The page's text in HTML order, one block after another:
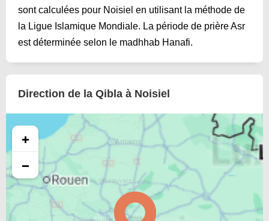
sont calculées pour Noisiel en utilisant la méthode de
la Ligue Islamique Mondiale. La période de prière Asr
est déterminée selon le madhhab Hanafi.
Direction de la Qibla à Noisiel
+
−